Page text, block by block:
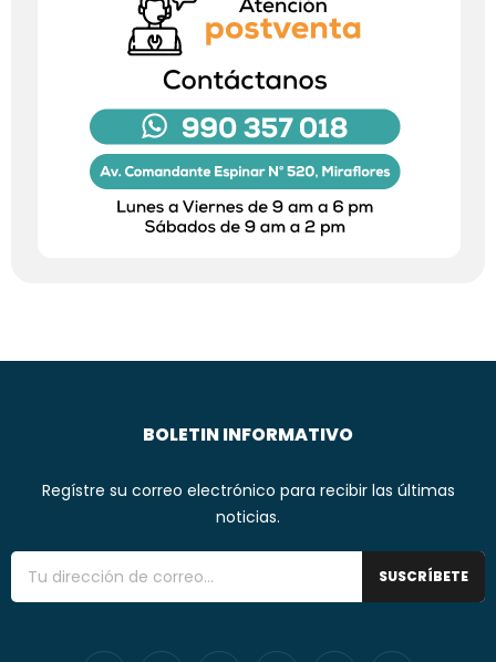
BOLETIN INFORMATIVO
Regístre su correo electrónico para recibir las últimas
noticias.
SUSCRÍBETE